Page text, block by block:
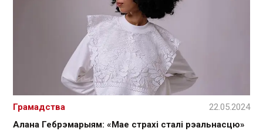
Алана Гебрэмарыям: «Мае страхі сталі рэальнасцю»
Грамадства 22.05.2024